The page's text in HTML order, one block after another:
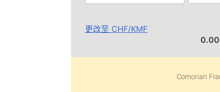
更改至 CHF/KMF
Comorian